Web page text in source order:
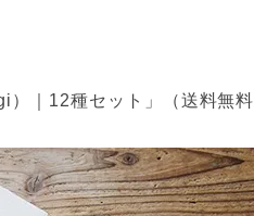
）｜12種セット」（送料無